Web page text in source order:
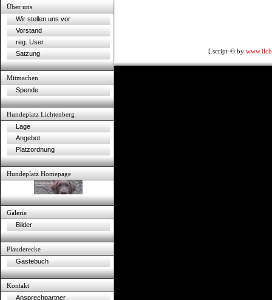
Über uns
Wir stellen uns vor
Vorstand
reg. User
Satzung
Mitmachen
Spende
Hundeplatz Lichtenberg
Lage
Angebot
Platzordnung
Hundeplatz Homepage
Galerie
Bilder
Plauderecke
Gästebuch
Kontakt
Ansprechpartner
[.script-© by